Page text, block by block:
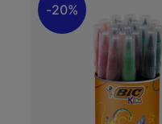
20%